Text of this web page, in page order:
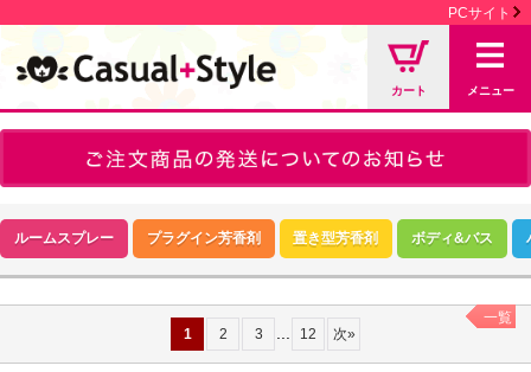
PCサイト
カート メニュー
ルームスプレー プラグイン芳香剤 置き型芳香剤 ボディ&バス
一覧
1 2 3 12 次»